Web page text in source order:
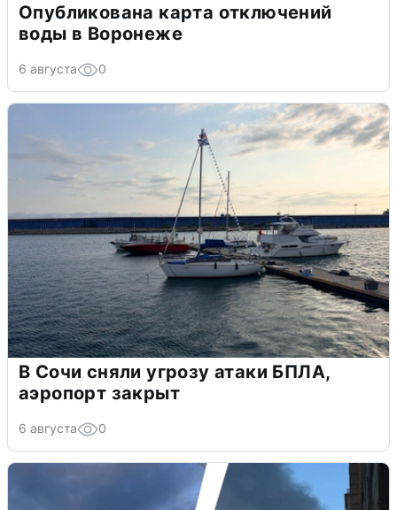
Опубликована карта отключений
воды в Воронеже
6 августа 0
В Сочи сняли угрозу атаки БПЛА,
аэропорт закрыт
6 августа 0